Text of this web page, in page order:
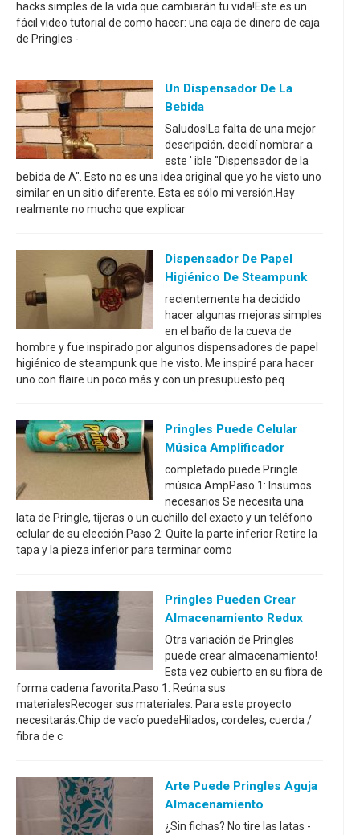
hacks simples de la vida que cambiarán tu vida!Este es un
fácil video tutorial de como hacer: una caja de dinero de caja
de Pringles -
Un Dispensador De La
Bebida
Saludos!La falta de una mejor
descripción, decidí nombrar a
este ' ible "Dispensador de la
bebida de A". Esto no es una idea original que yo he visto uno
similar en un sitio diferente. Esta es sólo mi versión.Hay
realmente no mucho que explicar
Dispensador De Papel
Higiénico De Steampunk
recientemente ha decidido
hacer algunas mejoras simples
en el baño de la cueva de
hombre y fue inspirado por algunos dispensadores de papel
higiénico de steampunk que he visto. Me inspiré para hacer
uno con flaire un poco más y con un presupuesto peq
Pringles Puede Celular
Música Amplificador
completado puede Pringle
música AmpPaso 1: Insumos
necesarios Se necesita una
lata de Pringle, tijeras o un cuchillo del exacto y un teléfono
celular de su elección.Paso 2: Quite la parte inferior Retire la
tapa y la pieza inferior para terminar como
Pringles Pueden Crear
Almacenamiento Redux
Otra variación de Pringles
puede crear almacenamiento!
Esta vez cubierto en su fibra de
forma cadena favorita.Paso 1: Reúna sus
materialesRecoger sus materiales. Para este proyecto
necesitarás:Chip de vacío puedeHilados, cordeles, cuerda /
fibra de c
Arte Puede Pringles Aguja
Almacenamiento
¿Sin fichas? No tire las latas -